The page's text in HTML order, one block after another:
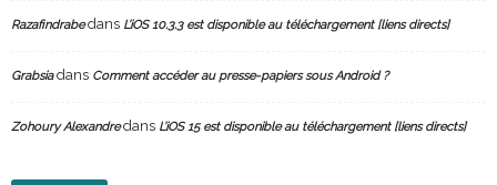
Razafindrabedans L’iOS 10.3.3 est disponible au téléchargement [liens directs]
Grabsiadans Comment accéder au presse-papiers sous Android ?
Zohoury Alexandredans L’iOS 15 est disponible au téléchargement [liens directs]